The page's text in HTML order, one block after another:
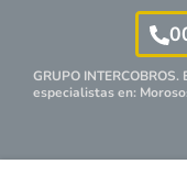
GRUPO
especialistasen: